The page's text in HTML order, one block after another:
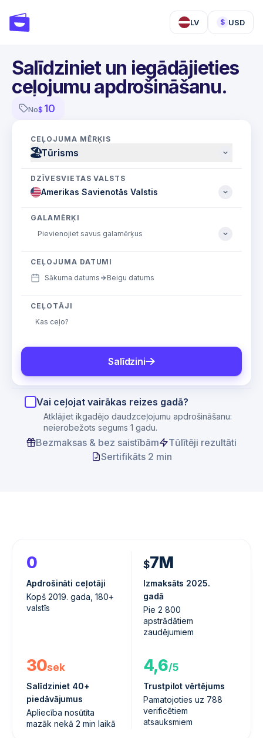
LV $ USD
Salīdziniet un iegādājieties
ceļojumu apdrošināšanu.
No$ 10
CEĻOJUMA MĒRĶIS
🏖Tūrisms
DZĪVESVIETAS VALSTS
GALAMĒRĶI
CEĻOJUMA DATUMI
Sākuma datums
Beigu datums
CEĻOTĀJI
Kas ceļo?
Salīdzini
Vai ceļojat vairākas reizes gadā?
Atklājiet ikgadējo daudzceļojumu apdrošināšanu:
neierobežots segums 1 gadu.
Bezmaksas & bez saistībām
Tūlītēji rezultāti
Sertifikāts 2 min
0
Apdrošināti ceļotāji
Kopš 2019. gada, 180+
valstīs
$7M
Izmaksāts 2025.
gadā
Pie 2 800
apstrādātiem
zaudējumiem
30sek
Salīdziniet 40+
piedāvājumus
Apliecība nosūtīta
mazāk nekā 2 min laikā
4,6/5
Trustpilot vērtējums
Pamatojoties uz 788
verificētiem
atsauksmiem